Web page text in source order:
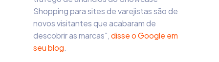
Shopping para sites de varejistas são de
novos visitantes que acabaram de
descobrir as marcas",disse o Google em
seu blog.